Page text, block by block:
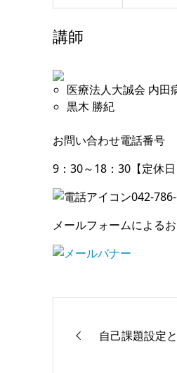
講師
医療法人大誠会 内
黒木 勝紀
お問い合わせ電話番号
9：30～18：30【定休
042-
メールフォームによる
自己課題設定